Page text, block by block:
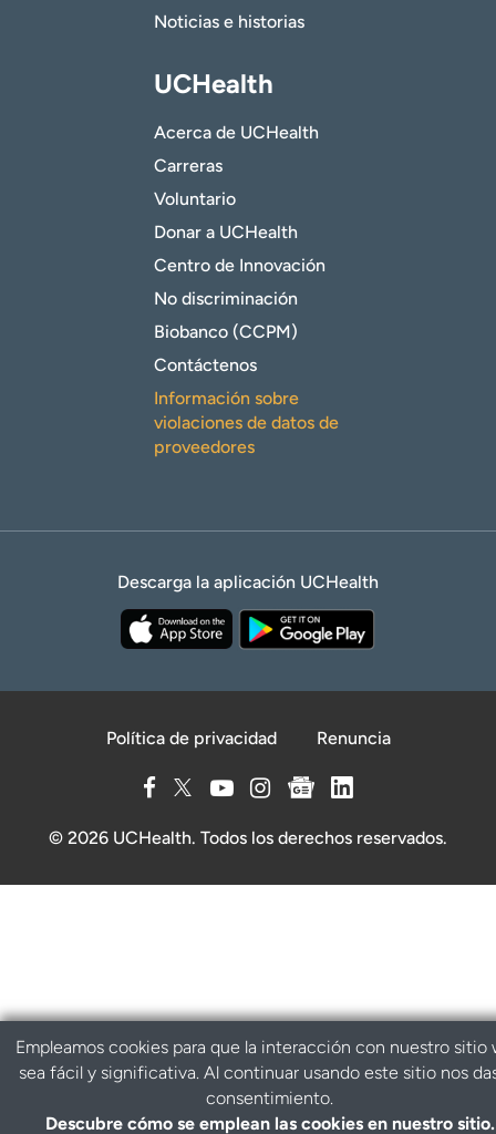
Noticias e historias
UCHealth
Acerca de UCHealth
Carreras
Voluntario
Donar a UCHealth
Centro de Innovación
No discriminación
Biobanco (CCPM)
Contáctenos
Información sobre
violaciones de datos de
proveedores
Descarga la aplicación UCHealth
Política de privacidad Renuncia
© 2026 UCHealth. Todos los derechos reservados.
Empleamos cookies para que la interacción con nuestro sitio
sea fácil y significativa. Al continuar usando este sitio nos
consentimiento.
Descubre cómo se emplean las cookies en nuestro sitio.